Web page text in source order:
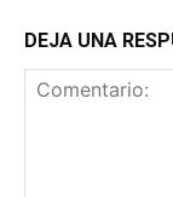
DEJA UNA